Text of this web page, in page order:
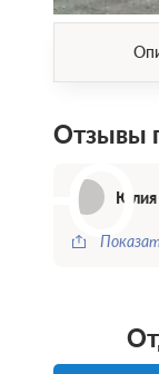
Отзывы
ЮЮлия